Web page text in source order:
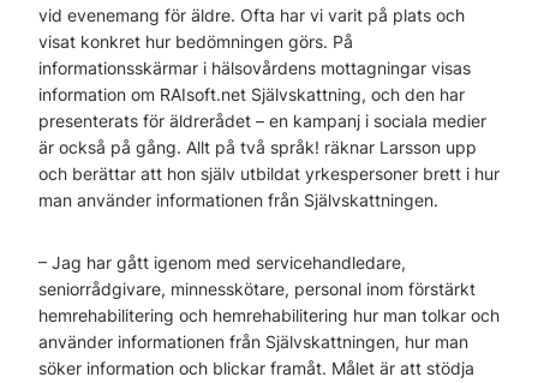
vid evenemang för äldre. Ofta har vi varit på plats och
visat konkret hur bedömningen görs. På
informationsskärmar i hälsovårdens mottagningar visas
information om RAIsoft.net Självskattning, och den har
presenterats för äldrerådet – en kampanj i sociala medier
är också på gång. Allt på två språk! räknar Larsson upp
och berättar att hon själv utbildat yrkespersoner brett i hur
man använder informationen från Självskattningen.
– Jag har gått igenom med servicehandledare,
seniorrådgivare, minnesskötare, personal inom förstärkt
hemrehabilitering och hemrehabilitering hur man tolkar och
använder informationen från Självskattningen, hur man
söker information och blickar framåt. Målet är att stödja